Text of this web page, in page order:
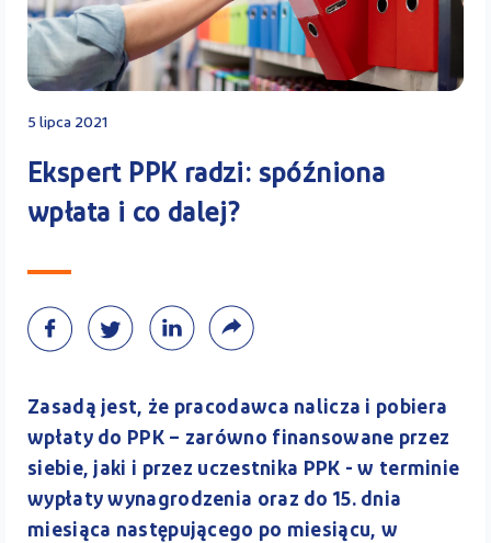
Kontakt
A
5 lipca 2021
Ekspert PPK radzi: spóźniona
wpłata i co dalej?
Zasadą jest, że pracodawca nalicza i pobiera
wpłaty do PPK – zarówno finansowane przez
siebie, jaki i przez uczestnika PPK - w terminie
wypłaty wynagrodzenia oraz do 15. dnia
miesiąca następującego po miesiącu, w